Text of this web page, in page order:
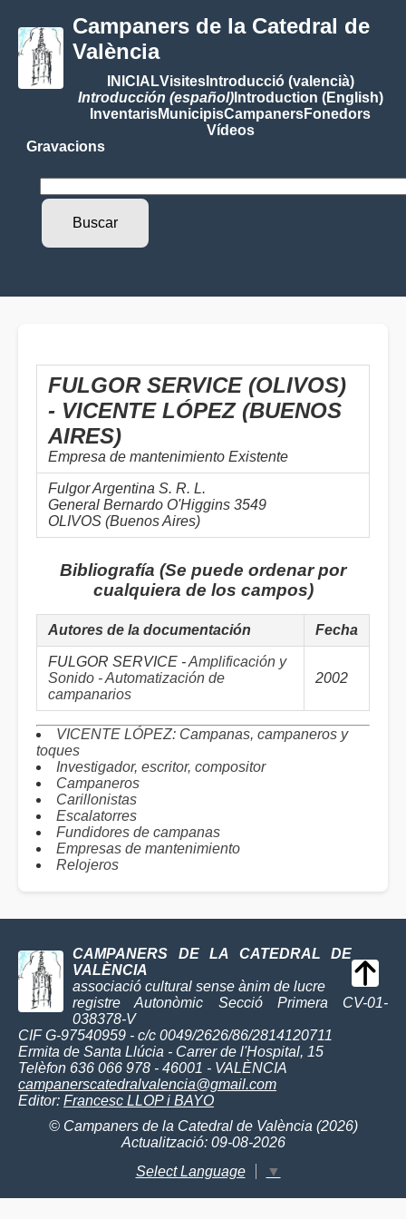
Campaners de la Catedral de
València
INICIALVisitesIntroducció (valencià)
Introducción (español)Introduction (English)
InventarisMunicipisCampanersFonedors
Vídeos
Gravacions
FULGOR SERVICE (OLIVOS)
- VICENTE LÓPEZ (BUENOS
AIRES)
Empresa de mantenimiento Existente
Fulgor Argentina S. R. L.
General Bernardo O'Higgins 3549
OLIVOS (Buenos Aires)
Bibliografía (Se puede ordenar por
cualquiera de los campos)
Autores de la documentación Fecha
FULGOR SERVICE -Amplificación y
Sonido - Automatización de
campanarios
2002
VICENTE LÓPEZ: Campanas, campaneros y
toques
Investigador, escritor, compositor
Campaneros
Carillonistas
Escalatorres
Fundidores de campanas
Empresas de mantenimiento
Relojeros
CAMPANERS DE LA CATEDRAL DE
VALÈNCIA
associació cultural sense ànim de lucre
registre Autonòmic Secció Primera CV-01-
038378-V
CIF G-97540959 - c/c 0049/2626/86/2814120711
Ermita de Santa Llúcia - Carrer de l'Hospital, 15
Telèfon 636 066 978 - 46001 - VALÈNCIA
campanerscatedralvalencia@gmail.com
Editor: Francesc LLOP i BAYO
© Campaners de la Catedral de València (2026)
Actualització: 09-08-2026
Select Language
▼